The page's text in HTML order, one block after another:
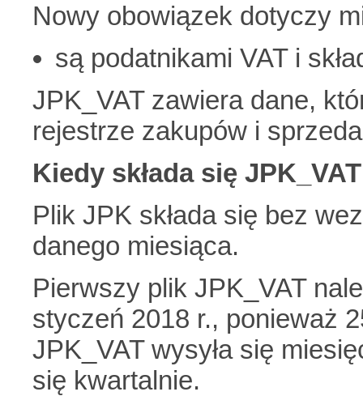
Nowy obowiązek dotyczy
są podatnikami VAT i
JPK_VAT zawiera dane,
rejestrze zakupów i
Kiedy składa się JPK_VAT
Plik JPK składa się bez
danego miesiąca.
Pierwszy plik JPK_VAT
styczeń 2018 r., ponieważ
JPK_VAT wysyła się
się kwartalnie.